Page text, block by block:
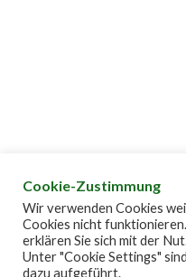
IMPRESSUM
Cookie-Zustimmung
Wir verwenden Cookies
Cookies nicht
erklären Sie sich mit der
Unter "Cookie Settings"
dazu aufgeführt.